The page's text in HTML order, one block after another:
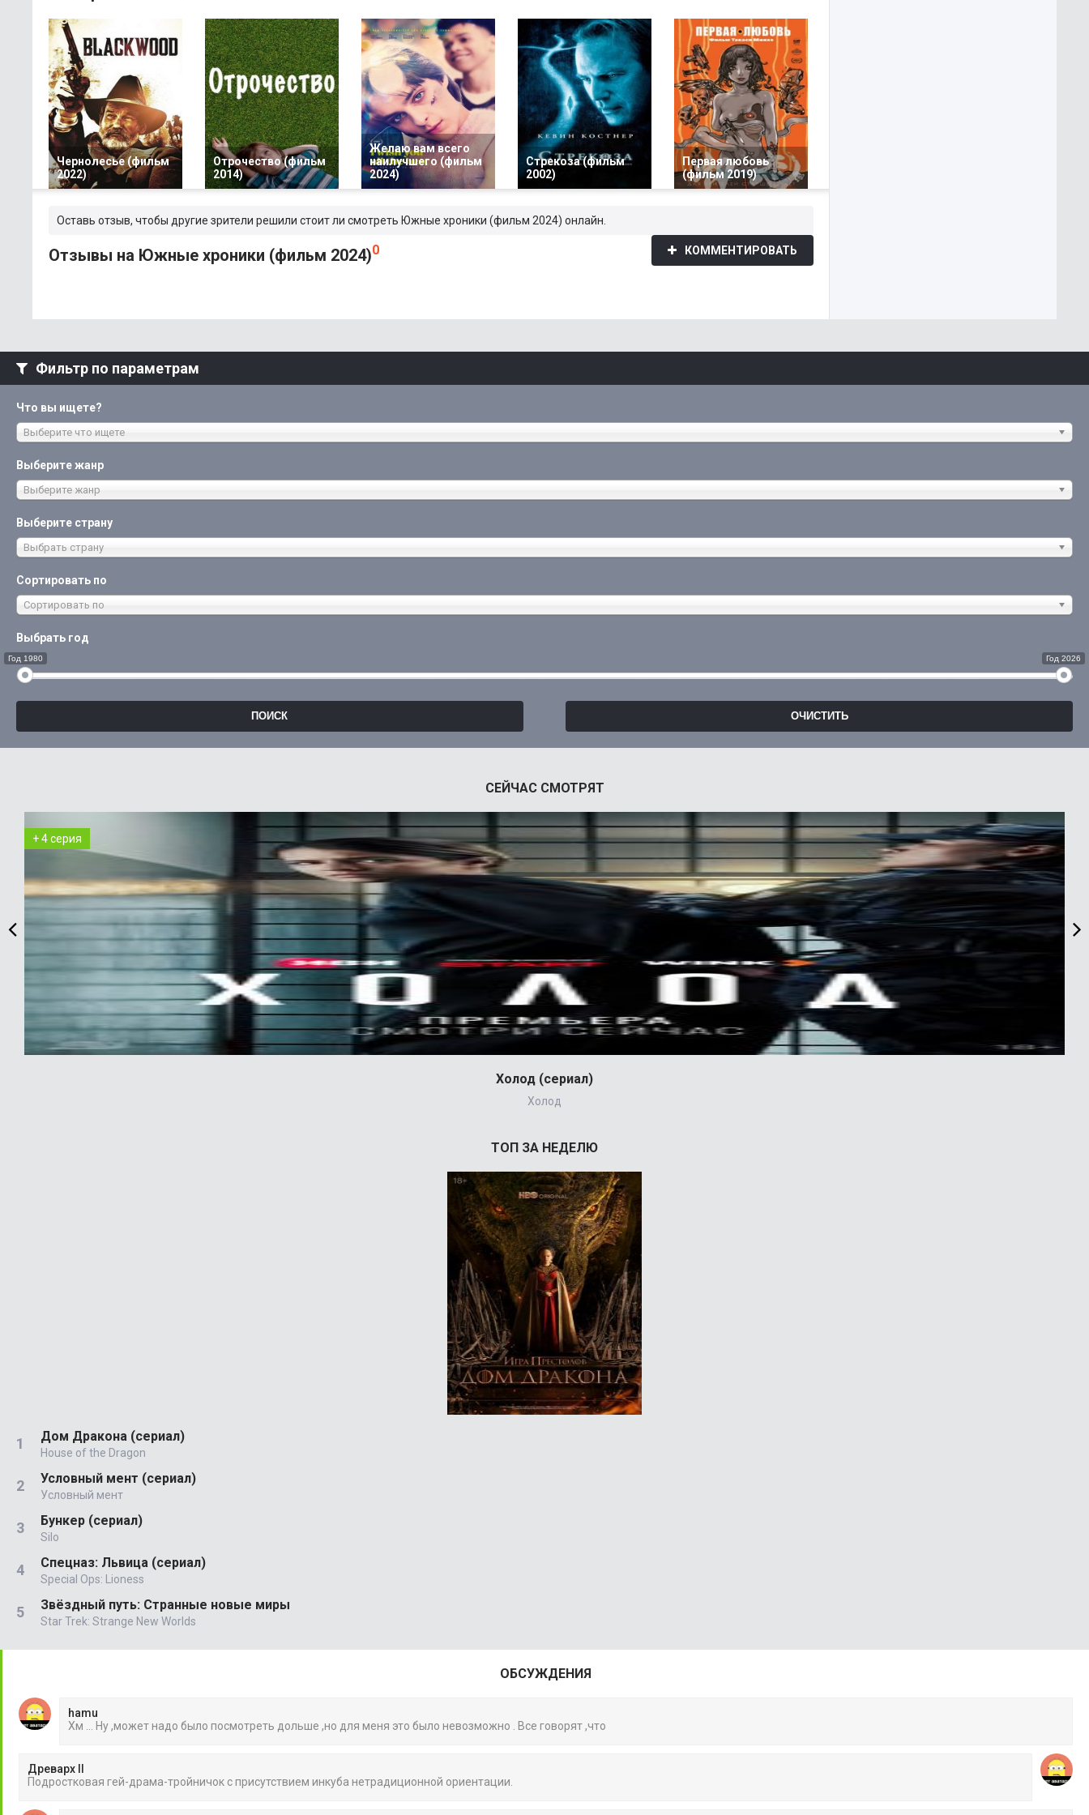
Чернолесье (фильм
2022)
Отрочество (фильм
2014)
Желаю вам всего
наилучшего (фильм
2024)
Стрекоза (фильм
2002)
Первая любовь
(фильм 2019)
Оставь отзыв, чтобы другие зрители решили стоит ли смотреть Южные хроники (фильм 2024) онлайн.
Отзывы на Южные хроники (фильм 2024)0 КОММЕНТИРОВАТЬ
Фильтр по параметрам
Что вы ищете?
Выберите что ищете
Выберите жанр
Выберите жанр
Выберите страну
Выбрать страну
Сортировать по
Сортировать по
Выбрать год
Год 1980 Год 2026
СЕЙЧАС СМОТРЯТ
+ 4 серия
Холод (сериал)
Холод
ТОП ЗА НЕДЕЛЮ
Дом Дракона (сериал)
House of the Dragon
Условный мент (сериал)
Условный мент
Бункер (сериал)
Silo
Спецназ: Львица (сериал)
Special Ops: Lioness
Звёздный путь: Странные новые миры
Star Trek: Strange New Worlds
ОБСУЖДЕНИЯ
hamu
Хм ... Ну ,может надо было посмотреть дольше ,но для меня это было невозможно . Все говорят ,что
Древарх II
Подростковая гей-драма-тройничок с присутствием инкуба нетрадиционной ориентации.